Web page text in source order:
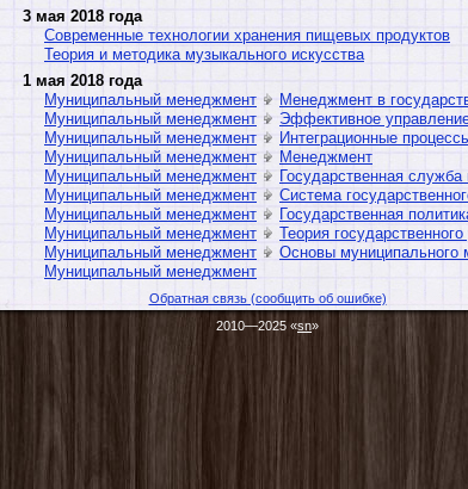
3 мая 2018 года
Современные технологии хранения пищевых продуктов
Теория и методика музыкального искусства
1 мая 2018 года
Муниципальный менеджмент
Менеджмент в
Муниципальный менеджмент
Эффективное
Муниципальный менеджмент
Интеграционные
Муниципальный менеджмент
Менеджмент
Муниципальный менеджмент
Государственная служба
Муниципальный менеджмент
Система
Муниципальный менеджмент
Государственная
Муниципальный менеджмент
Теория
Муниципальный менеджмент
Основы муниципального
Муниципальный менеджмент
Обратная связь (сообщить об ошибке)
2010—2025 «sn»